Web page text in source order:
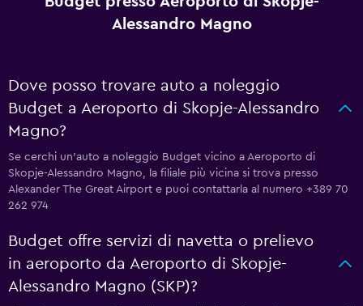
Alessandro Magno
Dove posso trovare auto a noleggio
Budget a Aeroporto di Skopje-Alessandro
Magno?
Se cerchi un'auto a noleggio Budget vicino a Aeroporto di
Skopje-Alessandro Magno, la filiale più vicina si trova presso
Alexander The Great Airport e puoi contattarla al numero +389 70
262 974
Budget offre servizi di navetta o prelievo
in aeroporto da Aeroporto di Skopje-
Alessandro Magno (SKP)?